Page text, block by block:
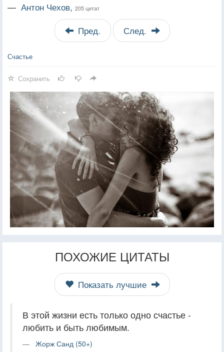
— Антон Чехов, 205 цитат
Пред. След.
Счастье
Сохранить
ПОХОЖИЕ ЦИТАТЫ
Показать лучшие
В этой жизни есть только одно счастье -
любить и быть любимым.
Жорж Санд (50+)